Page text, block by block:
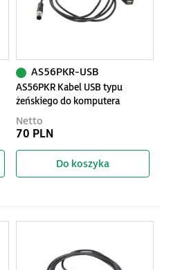
AS56PKR Kabel USB typu
żeńskiego do komputera
przemysłowego, długość 2m
AS56PKR-USB
Netto
70 PLN
Do koszyka